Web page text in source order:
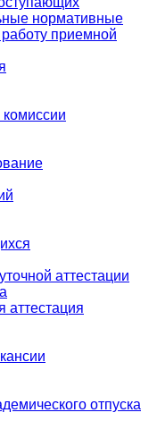
нормативные
приемной
аттестации
аттестация
отпуска